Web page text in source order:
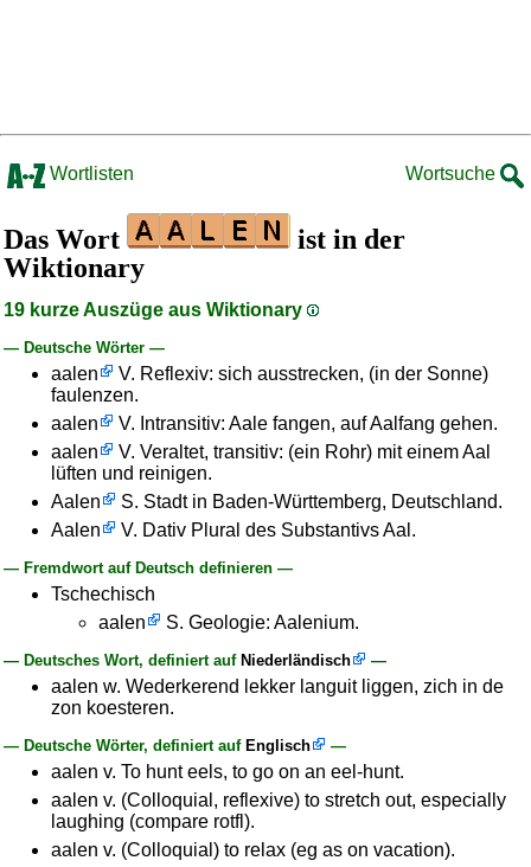
Wortlisten Wortsuche
Das Wort
ist in der
Wiktionary
19 kurze Auszüge aus Wiktionary
— Deutsche Wörter —
aalen
V. Reflexiv: sich ausstrecken, (in der Sonne)
faulenzen.
aalen
V. Intransitiv: Aale fangen, auf Aalfang gehen.
aalen
V. Veraltet, transitiv: (ein Rohr) mit einem Aal
lüften und reinigen.
Aalen
S. Stadt in Baden-Württemberg, Deutschland.
Aalen
V. Dativ Plural des Substantivs Aal.
— Fremdwort auf Deutsch definieren —
Tschechisch
aalen
S. Geologie: Aalenium.
— Deutsches Wort, definiert auf Niederländisch —
aalen w. Wederkerend lekker languit liggen, zich in de
zon koesteren.
— Deutsche Wörter, definiert auf Englisch —
aalen v. To hunt eels, to go on an eel-hunt.
aalen v. (Colloquial, reflexive) to stretch out, especially
laughing (compare rotfl).
aalen v. (Colloquial) to relax (eg as on vacation).